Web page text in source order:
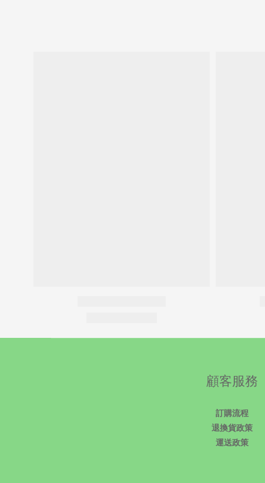
顧客服務
訂購流程
退換貨政策
運送政策